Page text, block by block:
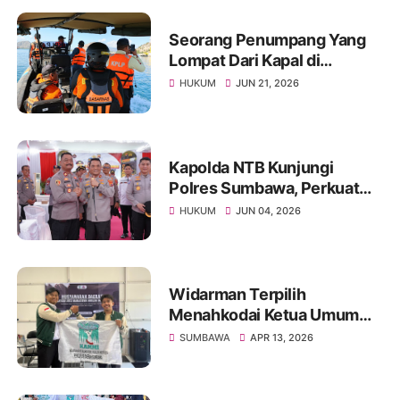
Seorang Penumpang Yang
Lompat Dari Kapal di
Perairan Poto Tano, Tim SAR
HUKUM JUN 21, 2026
Kapolda NTB Kunjungi
Polres Sumbawa, Perkuat
Pengawasan Internal dan
HUKUM JUN 04, 2026
Widarman Terpilih
Menahkodai Ketua Umum
KAMMI SUMBAWA Periode
SUMBAWA APR 13, 2026